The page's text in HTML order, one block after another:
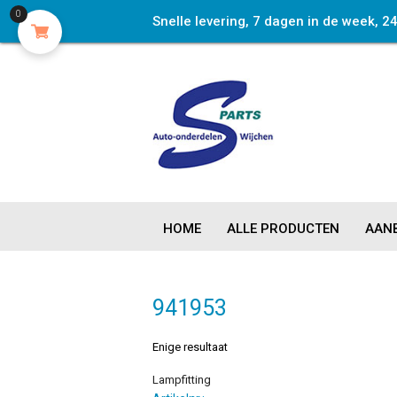
Snelle levering, 7 dagen in de week,
HOME ALLE PRODUCTEN
941953
Enige resultaat
Lampfitting
0